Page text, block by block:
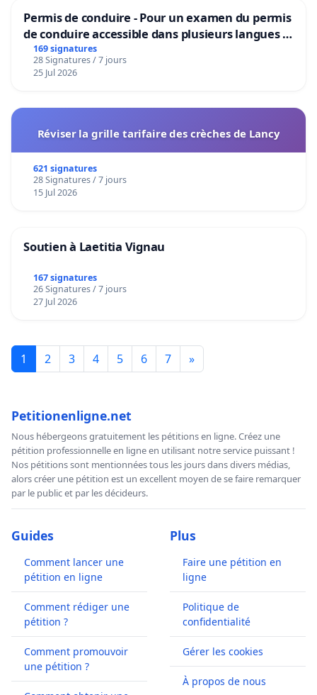
Permis de conduire - Pour un examen du permis
de conduire accessible dans plusieurs langues à
Bruxelles
169 signatures
28 Signatures / 7 jours
25 Jul 2026
Réviser la grille tarifaire des crèches de Lancy
621 signatures
28 Signatures / 7 jours
15 Jul 2026
Soutien à Laetitia Vignau
167 signatures
26 Signatures / 7 jours
27 Jul 2026
1 2 3 4 5 6 7 »
Petitionenligne.net
Nous hébergeons gratuitement les pétitions en ligne. Créez une
pétition professionnelle en ligne en utilisant notre service puissant !
Nos pétitions sont mentionnées tous les jours dans divers médias,
alors créer une pétition est un excellent moyen de se faire remarquer
par le public et par les décideurs.
Guides
Comment lancer une
pétition en ligne
Comment rédiger une
pétition ?
Comment promouvoir
une pétition ?
Plus
Faire une pétition en
ligne
Politique de
confidentialité
Gérer les cookies
À propos de nous